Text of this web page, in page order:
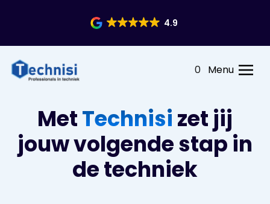
4.9
0 Menu
MetTechnisi zet jij
jouw volgende stap in
de techniek